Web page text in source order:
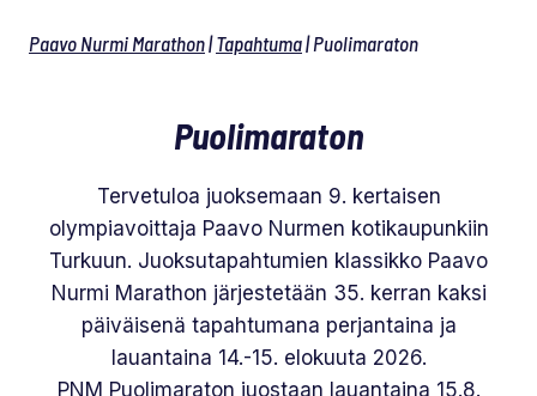
Paavo Nurmi Marathon|Tapahtuma|Puoli­maraton
Puolimaraton
Tervetuloa juoksemaan 9. kertaisen
olympiavoittaja Paavo Nurmen kotikaupunkiin
Turkuun. Juoksutapahtumien klassikko Paavo
Nurmi Marathon järjestetään 35. kerran kaksi
päiväisenä tapahtumana perjantaina ja
lauantaina 14.-15. elokuuta 2026.
PNM Puolimaraton juostaan lauantaina 15.8.